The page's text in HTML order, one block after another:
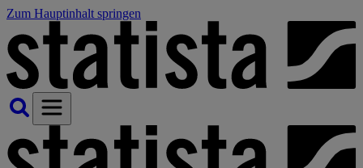
Zum Hauptinhalt springen